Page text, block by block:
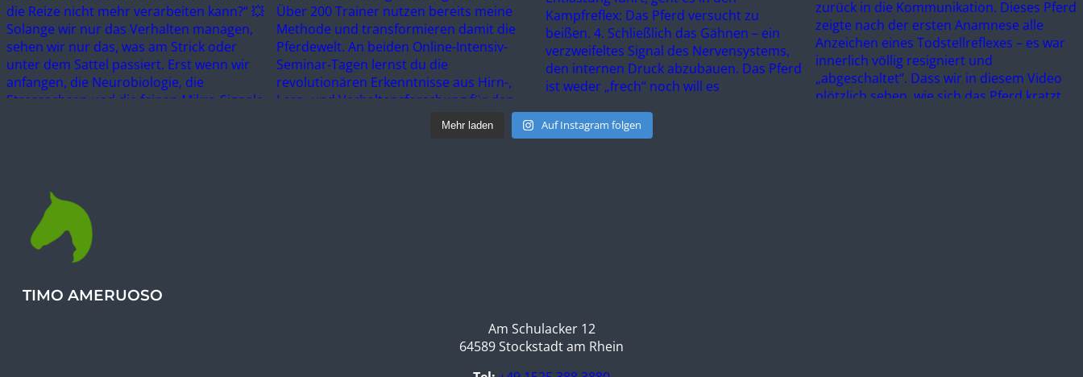
Mehr laden Auf Instagram folgen
TIMO AMERUOSO
Am Schulacker 12
64589 Stockstadt am Rhein